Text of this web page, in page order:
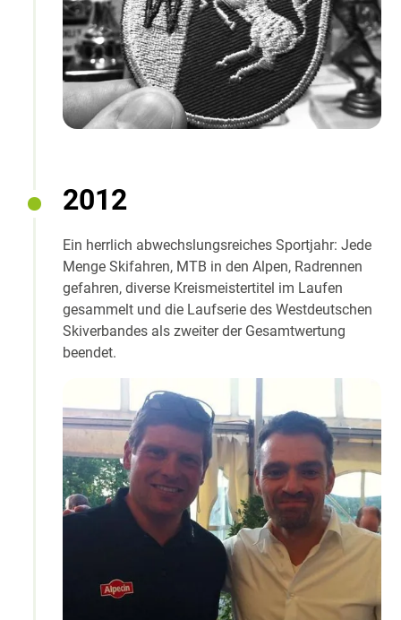
2012
Ein herrlich abwechslungsreiches Sportjahr: Jede
Menge Skifahren, MTB in den Alpen, Radrennen
gefahren, diverse Kreismeistertitel im Laufen
gesammelt und die Laufserie des Westdeutschen
Skiverbandes als zweiter der Gesamtwertung
beendet.